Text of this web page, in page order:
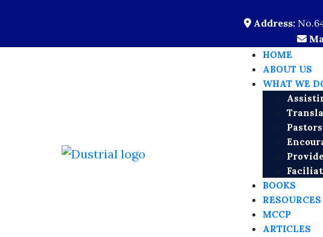
Address:
HOME
ABOUT US
WHAT WE
BOOKS
RESOURCES
MCCP
ARTICLES